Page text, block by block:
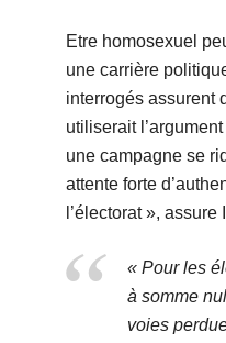
Etre homosexuel
une carrière
interrogés assurent
utiliserait
une campagne se
attente forte
l’électorat »,
« Pour les
à somme
voies